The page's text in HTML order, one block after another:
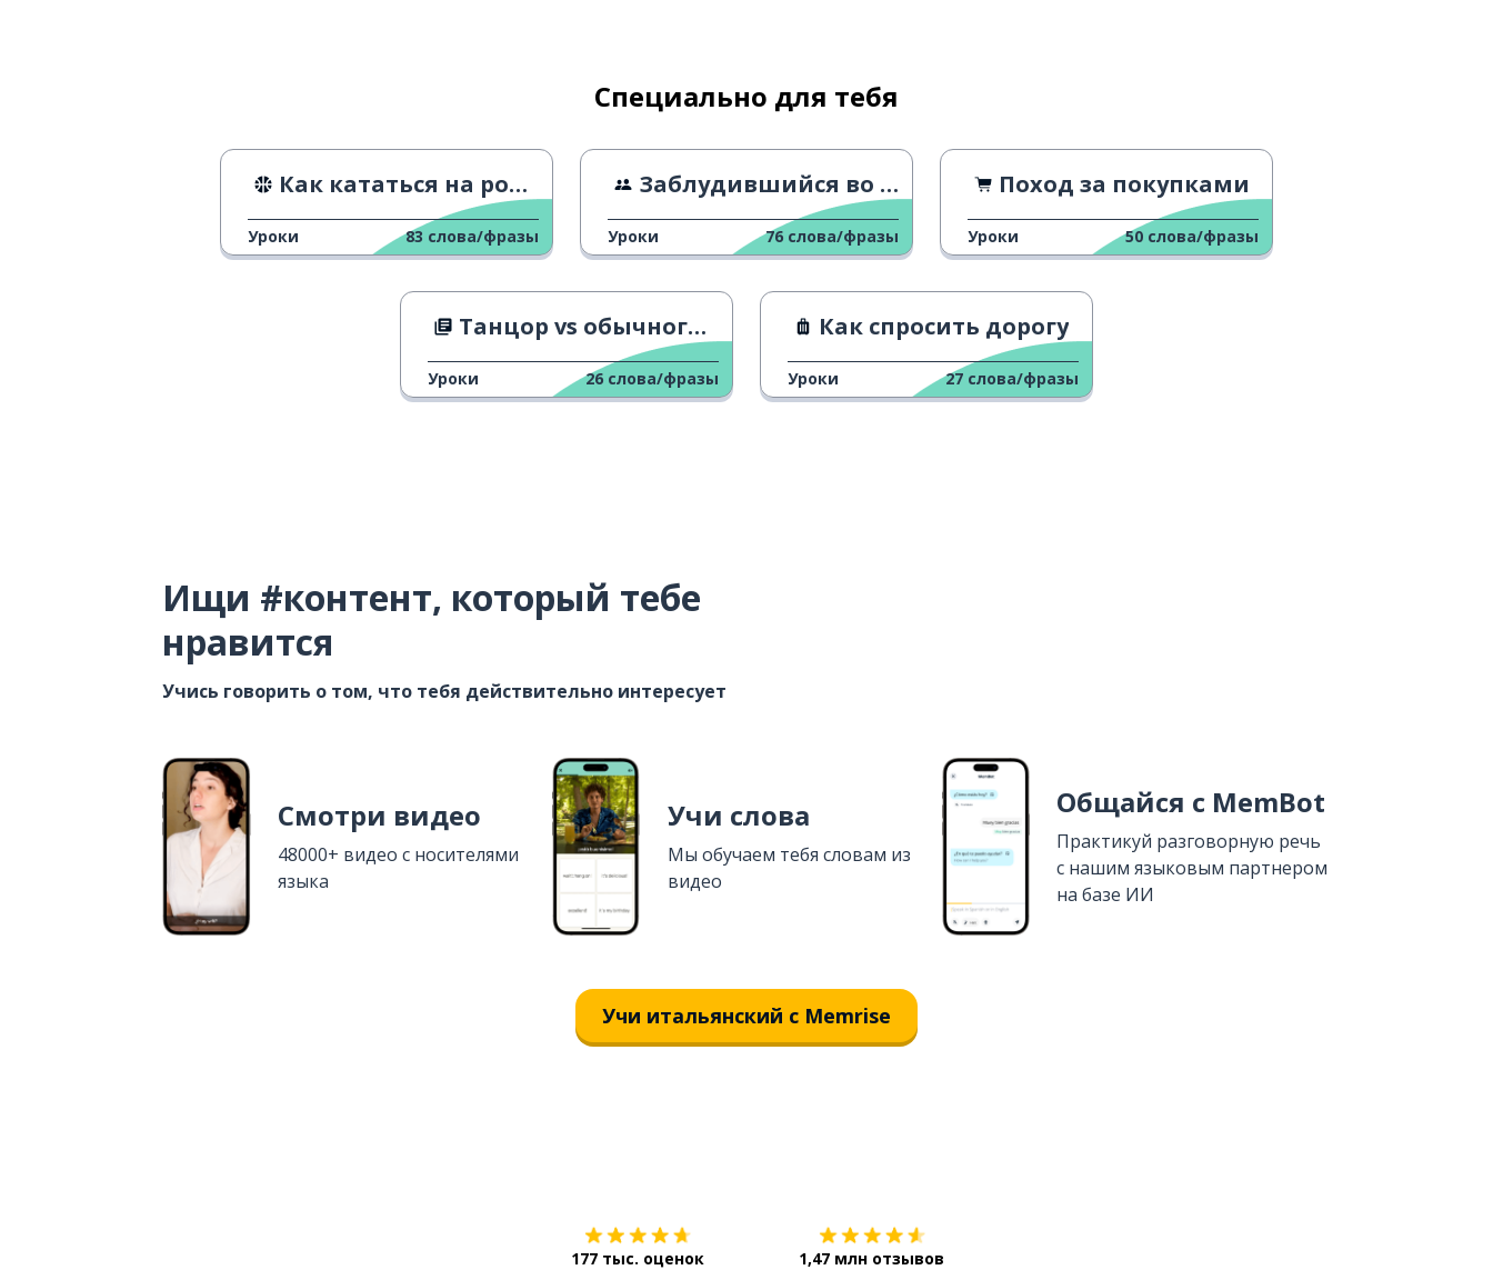
Специально для тебя
Как кататься на роликах
Уроки 83 слова/фразы
Заблудившийся во Флоренции
Уроки 76 слова/фразы
Поход за покупками
Уроки 50 слова/фразы
Танцор vs обычного человека в Нью-Йорке
Уроки 26 слова/фразы
Как спросить дорогу
Уроки 27 слова/фразы
Ищи #контент, который тебе
нравится
Учись говорить о том, что тебя действительно интересует
Смотри видео
48000+ видео с носителями
языка
Учи слова
Мы обучаем тебя словам из
видео
Общайся с MemBot
Практикуй разговорную речь
с нашим языковым партнером
на базе ИИ
Учи итальянский с Memrise
177 тыс. оценок 1,47 млн отзывов